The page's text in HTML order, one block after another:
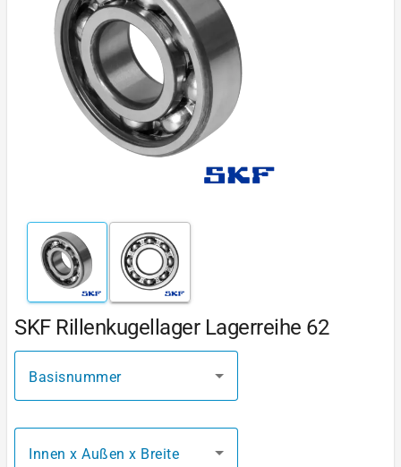
SKF Rillenkugellager Lagerreihe 62
Basisnummer
Innen x Außen x Breite